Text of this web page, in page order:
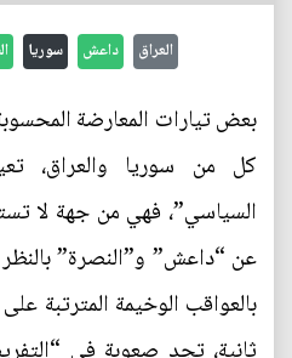
العراق داعش سوريا
بعض تيارات المعارضة
كل من سوريا والعراق،
السياسي”، فهي من جهة لا
عن “داعش” و”النصرة” بالنظر
بالعواقب الوخيمة المترتبة